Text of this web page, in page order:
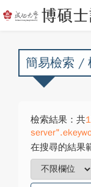
簡易檢索 /
檢索結果：共1
在搜尋的結果